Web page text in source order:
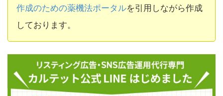
作成のための薬機法ポータルを引用しながら作成
しております。